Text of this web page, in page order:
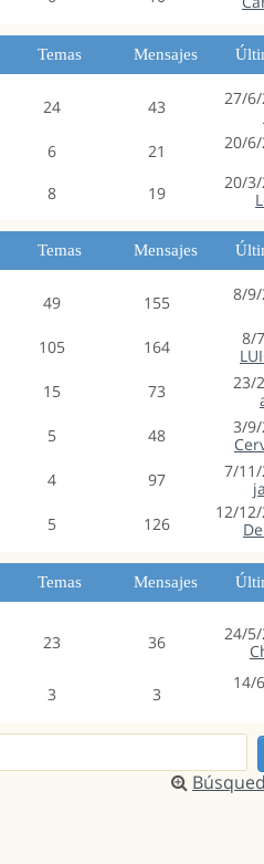
Temas Mensajes
24 43
27/
6 21
20/
8 19
20/
Temas Mensajes
49 155
8/9/
105 164
8/
15 73
23/
5 48
3/9/
4 97
7/
5 126
12/
Temas Mensajes
23 36
24/
3 3
14/